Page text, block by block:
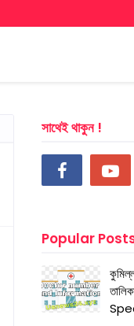
সাথেই থাকুন !
Popular